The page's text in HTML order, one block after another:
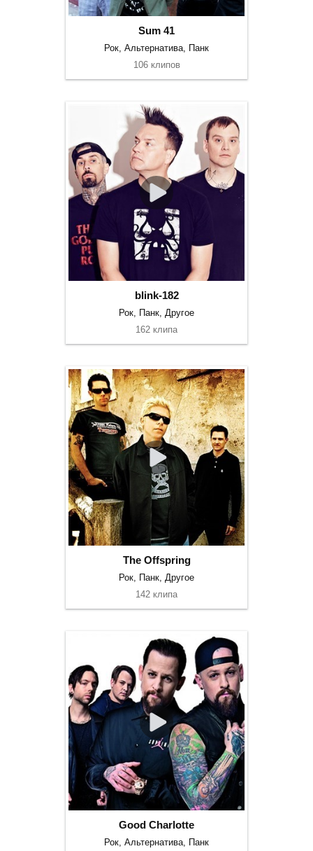
Sum 41
Рок, Альтернатива, Панк
106 клипов
blink-182
Рок, Панк, Другое
162 клипа
The Offspring
Рок, Панк, Другое
142 клипа
Good Charlotte
Рок, Альтернатива, Панк